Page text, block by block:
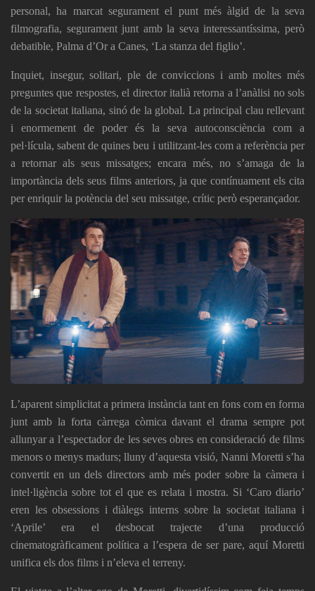
personal, ha marcat segurament el punt més àlgid de la seva
filmografia, segurament junt amb la seva interessantíssima, però
debatible, Palma d’Or a Canes, ‘La stanza del figlio’.
Inquiet, insegur, solitari, ple de conviccions i amb moltes més
preguntes que respostes, el director italià retorna a l’anàlisi no sols
de la societat italiana, sinó de la global. La principal clau rellevant
i enormement de poder és la seva autoconsciència com a
pel·lícula, sabent de quines beu i utilitzant-les com a referència per
a retornar als seus missatges; encara més, no s’amaga de la
importància dels seus films anteriors, ja que contínuament els cita
per enriquir la potència del seu missatge, crític però esperançador.
L’aparent simplicitat a primera instància tant en fons com en forma
junt amb la forta càrrega còmica davant el drama sempre pot
allunyar a l’espectador de les seves obres en consideració de films
menors o menys madurs; lluny d’aquesta visió, Nanni Moretti s’ha
convertit en un dels directors amb més poder sobre la càmera i
intel·ligència sobre tot el que es relata i mostra. Si ‘Caro diario’
eren les obsessions i diàlegs interns sobre la societat italiana i
‘Aprile’ era el desbocat trajecte d’una producció
cinematogràficament política a l’espera de ser pare, aquí Moretti
unifica els dos films i n’eleva el terreny.